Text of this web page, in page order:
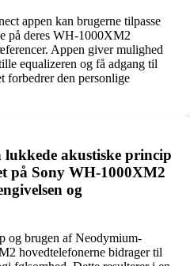
appen kan brugerne tilpasse
på deres WH-1000XM2
Appen giver mulighed
equalizeren og få adgang til
forbedrer den personlige
akustiske princip
på Sony WH-1000XM2
og
og brugen af Neodymium-
hovedtelefonerne bidrager til